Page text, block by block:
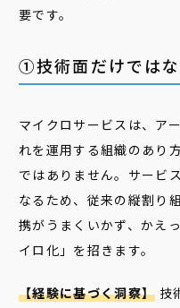
要です。
①技術面だけではな
マイクロサービスは、ア
れを運用する組織のあり
ではありません。サービ
なるため、従来の縦割り
携がうまくいかず、かえ
イロ化」を招きます。
【経験に基づく洞察】 技